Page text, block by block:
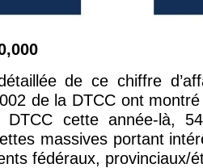
de ce chiffre
de la DTCC ont
cette année-là,
massives portant
fédéraux, provinciaux/